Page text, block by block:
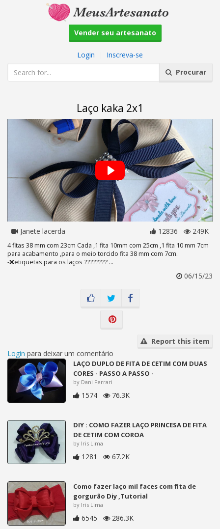
Vender seu artesanato
Login
Inscreva-se
Procurar
Laço kaka 2x1
Janete lacerda 12836 249K
4 fitas 38 mm com 23cm Cada ,1 fita 10mm com 25cm ,1 fita 10 mm 7cm
para acabamento ,para o meio torcido fita 38 mm com 7cm.
-❌etiquetas para os laços ???????? ...
06/15/23
Report this item
Login para deixar um comentário
LAÇO DUPLO DE FITA DE CETIM COM DUAS
CORES - PASSO A PASSO -
by Dani Ferrari
1574 76.3K
DIY : COMO FAZER LAÇO PRINCESA DE FITA
DE CETIM COM COROA
by Iris Lima
1281 67.2K
Como fazer laço mil faces com fita de
gorgurão Diy ,Tutorial
by Iris Lima
6545 286.3K